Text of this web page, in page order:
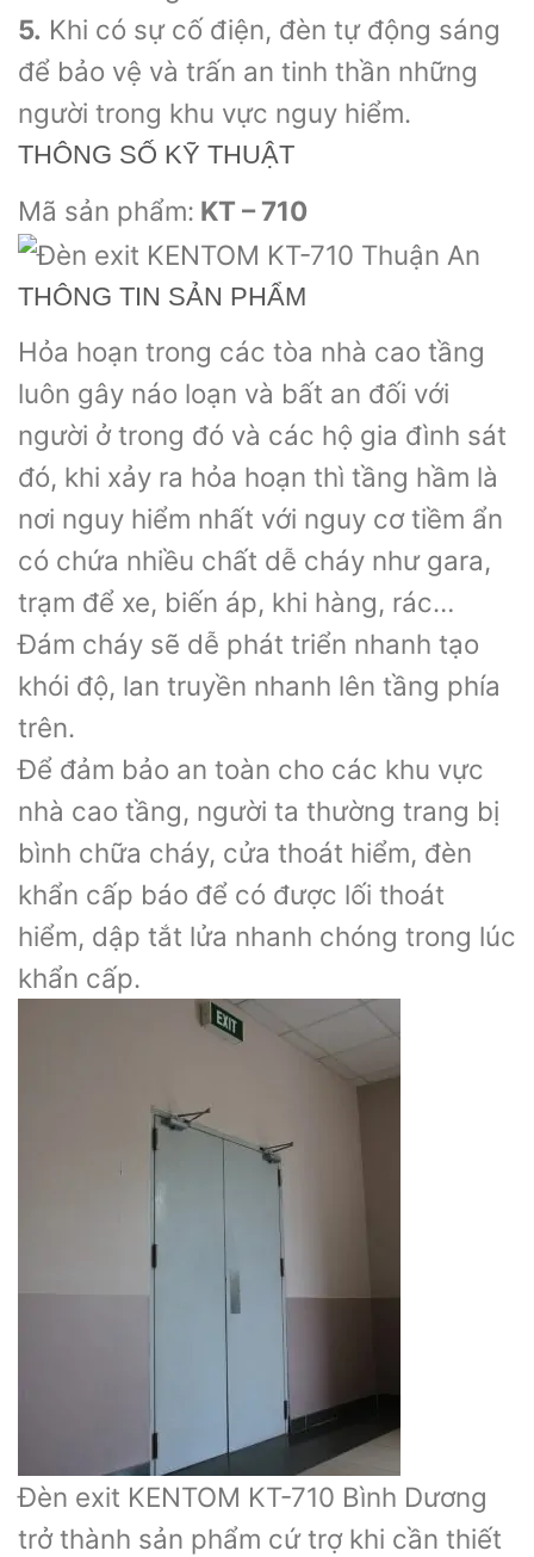
5. Khi có sự cố điện, đèn tự động sáng
để bảo vệ và trấn an tinh thần những
người trong khu vực nguy hiểm.
THÔNG SỐ KỸ THUẬT
Mã sản phẩm: KT – 710
THÔNG TIN SẢN PHẨM
Hỏa hoạn trong các tòa nhà cao tầng
luôn gây náo loạn và bất an đối với
người ở trong đó và các hộ gia đình sát
đó, khi xảy ra hỏa hoạn thì tầng hầm là
nơi nguy hiểm nhất với nguy cơ tiềm ẩn
có chứa nhiều chất dễ cháy như gara,
trạm để xe, biến áp, khi hàng, rác…
Đám cháy sẽ dễ phát triển nhanh tạo
khói độ, lan truyền nhanh lên tầng phía
trên.
Để đảm bảo an toàn cho các khu vực
nhà cao tầng, người ta thường trang bị
bình chữa cháy, cửa thoát hiểm, đèn
khẩn cấp báo để có được lối thoát
hiểm, dập tắt lửa nhanh chóng trong lúc
khẩn cấp.
Đèn exit KENTOM KT-710 Bình Dương
trở thành sản phẩm cứ trợ khi cần thiết